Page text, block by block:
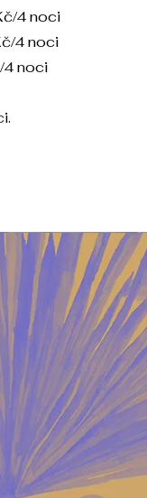
4 noci
4 noci
noci